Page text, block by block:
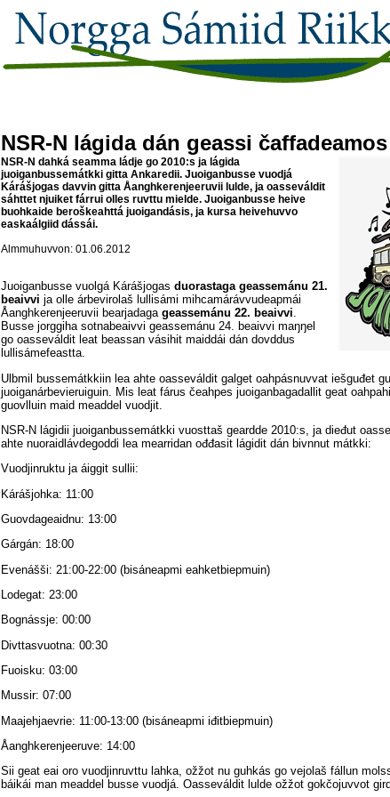
NSR-N lágida dán geassi
NSR-N dahká seamma ládje go 2010:s ja lágida
juoiganbussemátkki gitta Ankaredii. Juoiganbusse vuodjá
Kárášjogas davvin gitta Åanghkerenjeeruvii lulde, ja oasseváldit
sáhttet njuiket fárrui olles ruvttu mielde. Juoiganbusse heive
buohkaide beroškeahttá juoigandásis, ja kursa heivehuvvo
easkaálgiid dássái.
Almmuhuvvon: 01.06.2012
Juoiganbusse vuolgá Kárášjogas duorastaga geassemánu 21.
beaivvi ja olle árbevirolaš lullisámi mihcamárávvudeapmái
Åanghkerenjeeruvii bearjadaga geassemánu 22. beaivvi.
Busse jorggiha sotnabeaivvi geassemánu 24. beaivvi maŋŋel
go oasseváldit leat beassan vásihit maiddái dán dovddus
lullisámefeastta.
Ulbmil bussemátkkiin lea ahte oasseváldit galget oahpásnuvvat iešguđet
juoiganárbevieruiguin. Mis leat fárus čeahpes juoiganbagadallit geat
guovlluin maid meaddel vuodjit.
NSR-N lágidii juoiganbussemátkki vuosttaš geardde 2010:s, ja dieđut
ahte nuoraidlávdegoddi lea mearridan ođđasit lágidit dán bivnnut mátkki:
Vuodjinruktu ja áiggit sullii:
Kárášjohka: 11:00
Guovdageaidnu: 13:00
Gárgán: 18:00
Evenášši: 21:00-22:00 (bisáneapmi eahketbiepmuin)
Lodegat: 23:00
Bognássje: 00:00
Divttasvuotna: 00:30
Fuoisku: 03:00
Mussir: 07:00
Maajehjaevrie: 11:00-13:00 (bisáneapmi iđitbiepmuin)
Åanghkerenjeeruve: 14:00
Sii geat eai oro vuodjinruvttu lahka, ožžot nu guhkás go vejolaš fállun
báikái man meaddel busse vuodjá. Oasseváldit lulde ožžot gokčojuvvot